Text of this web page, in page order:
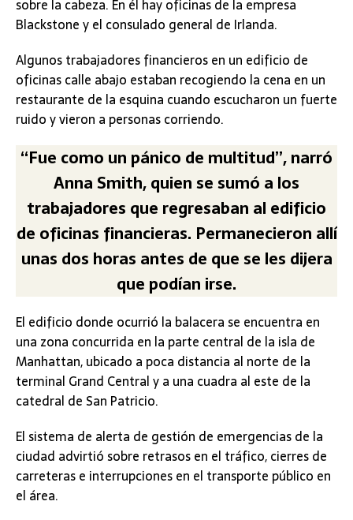
sobre la cabeza. En él hay oficinas de la empresa
Blackstone y el consulado general de Irlanda.
Algunos trabajadores financieros en un edificio de
oficinas calle abajo estaban recogiendo la cena en un
restaurante de la esquina cuando escucharon un fuerte
ruido y vieron a personas corriendo.
“Fue como un pánico de multitud”, narró
Anna Smith, quien se sumó a los
trabajadores que regresaban al edificio
de oficinas financieras. Permanecieron allí
unas dos horas antes de que se les dijera
que podían irse.
El edificio donde ocurrió la balacera se encuentra en
una zona concurrida en la parte central de la isla de
Manhattan, ubicado a poca distancia al norte de la
terminal Grand Central y a una cuadra al este de la
catedral de San Patricio.
El sistema de alerta de gestión de emergencias de la
ciudad advirtió sobre retrasos en el tráfico, cierres de
carreteras e interrupciones en el transporte público en
el área.